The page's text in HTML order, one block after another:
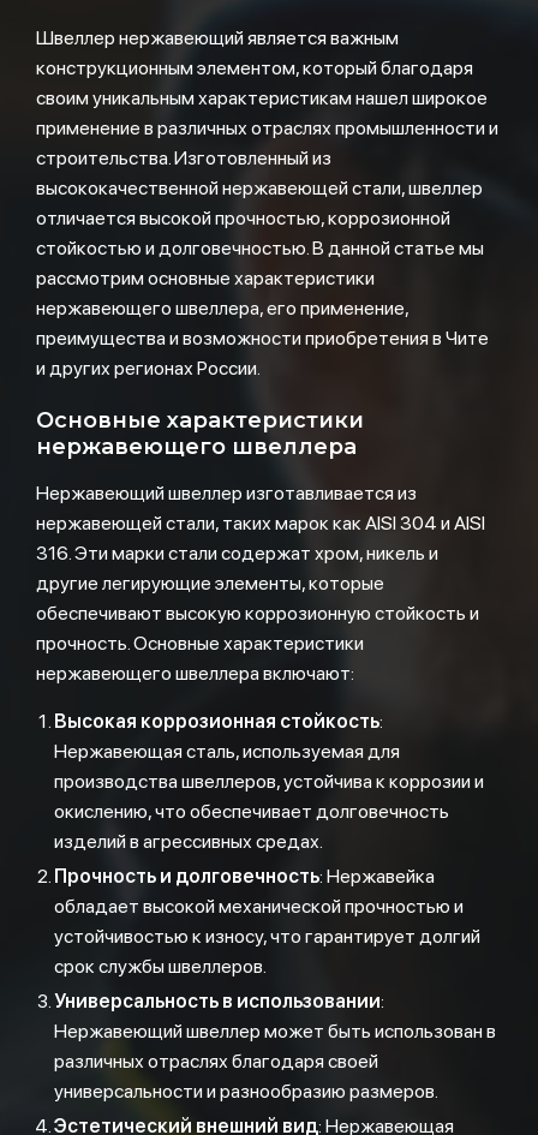
Швеллер нержавеющий является важным
конструкционным элементом, который благодаря
своим уникальным характеристикам нашел широкое
применение в различных отраслях промышленности и
строительства. Изготовленный из
высококачественной нержавеющей стали, швеллер
отличается высокой прочностью, коррозионной
стойкостью и долговечностью. В данной статье мы
рассмотрим основные характеристики
нержавеющего швеллера, его применение,
преимущества и возможности приобретения в Чите
и других регионах России.
Основные характеристики
нержавеющего швеллера
Нержавеющий швеллер изготавливается из
нержавеющей стали, таких марок как AISI 304 и AISI
316. Эти марки стали содержат хром, никель и
другие легирующие элементы, которые
обеспечивают высокую коррозионную стойкость и
прочность. Основные характеристики
нержавеющего швеллера включают:
Высокая коррозионная стойкость:
Нержавеющая сталь, используемая для
производства швеллеров, устойчива к коррозии и
окислению, что обеспечивает долговечность
изделий в агрессивных средах.
Прочность и долговечность: Нержавейка
обладает высокой механической прочностью и
устойчивостью к износу, что гарантирует долгий
срок службы швеллеров.
Универсальность в использовании:
Нержавеющий швеллер может быть использован в
различных отраслях благодаря своей
универсальности и разнообразию размеров.
Эстетический внешний вид: Нержавеющая